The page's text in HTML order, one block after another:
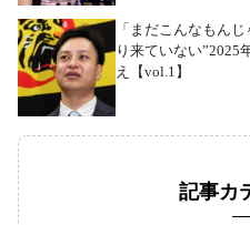
「まだこんなもん
り来ていない
え【vol.1】
記事カ